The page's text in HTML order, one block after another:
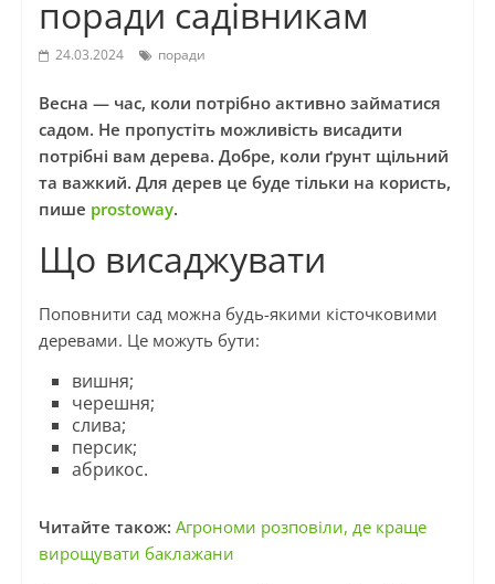
поради садівникам
24.03.2024 поради
Весна — час, коли потрібно активно займатися
садом. Не пропустіть можливість висадити
потрібні вам дерева. Добре, коли ґрунт щільний
та важкий. Для дерев це буде тільки на користь,
пише prostoway.
Що висаджувати
Поповнити сад можна будь-якими кісточковими
деревами. Це можуть бути:
вишня;
черешня;
слива;
персик;
абрикос.
Читайте також: Агрономи розповіли, де краще
вирощувати баклажани